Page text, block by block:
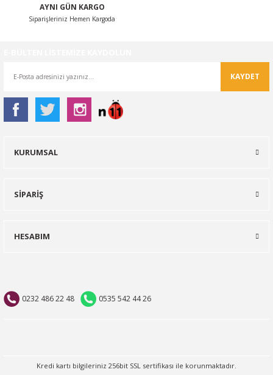
AYNI GÜN KARGO
Siparişleriniz Hemen Kargoda
KAYDET
0232 486 22 48 0535 542 44 26
KURUMSAL
SİPARİŞ
HESABIM
Kredi kartı bilgileriniz 256bit SSL sertifikası ile korunmaktadır.